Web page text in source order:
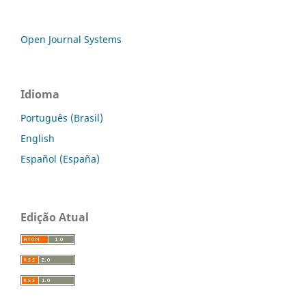
Open Journal Systems
Idioma
Português (Brasil)
English
Español (España)
Edição Atual